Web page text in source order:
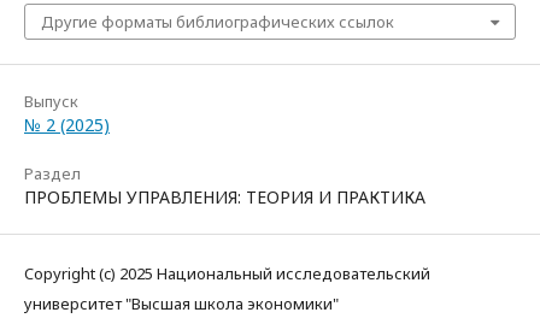
Другие форматы библиографических ссылок
Выпуск
№ 2 (2025)
Раздел
ПРОБЛЕМЫ УПРАВЛЕНИЯ: ТЕОРИЯ И ПРАКТИКА
Copyright (c) 2025 Национальный исследовательский
университет "Высшая школа экономики"